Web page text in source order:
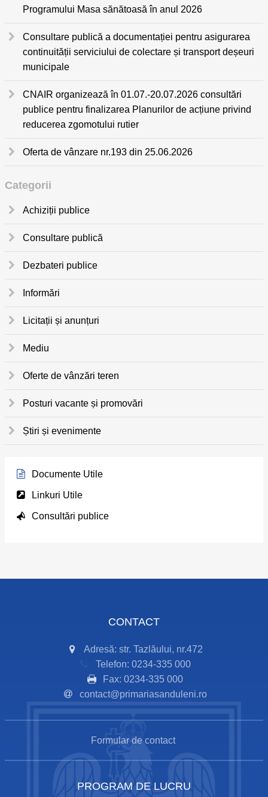
Programului Masa sănătoasă în anul 2026
Consultare publică a documentației pentru asigurarea
continuității serviciului de colectare și transport deșeuri
municipale
CNAIR organizează în 01.07.-20.07.2026 consultări
publice pentru finalizarea Planurilor de acțiune privind
reducerea zgomotului rutier
Oferta de vânzare nr.193 din 25.06.2026
Categorii
Achiziții publice
Consultare publică
Dezbateri publice
Informări
Licitații și anunțuri
Mediu
Oferte de vânzări teren
Posturi vacante și promovări
Știri și evenimente
Documente Utile
Linkuri Utile
Consultări publice
CONTACT
Adresă: str. Tazlăului, nr.472
Telefon: 0234-335 000
Fax: 0234-335 000
contact@primariasanduleni.ro
Formular de contact
PROGRAM DE LUCRU